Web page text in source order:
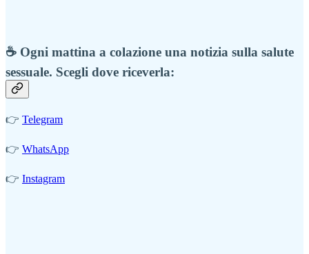
☕️ Ogni mattina a colazione una notizia sulla salute
sessuale. Scegli dove riceverla:
👉 Telegram
👉 WhatsApp
👉 Instagram